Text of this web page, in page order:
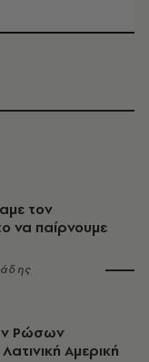
τον
να παίρνουμε
Ρώσων
Αμερική